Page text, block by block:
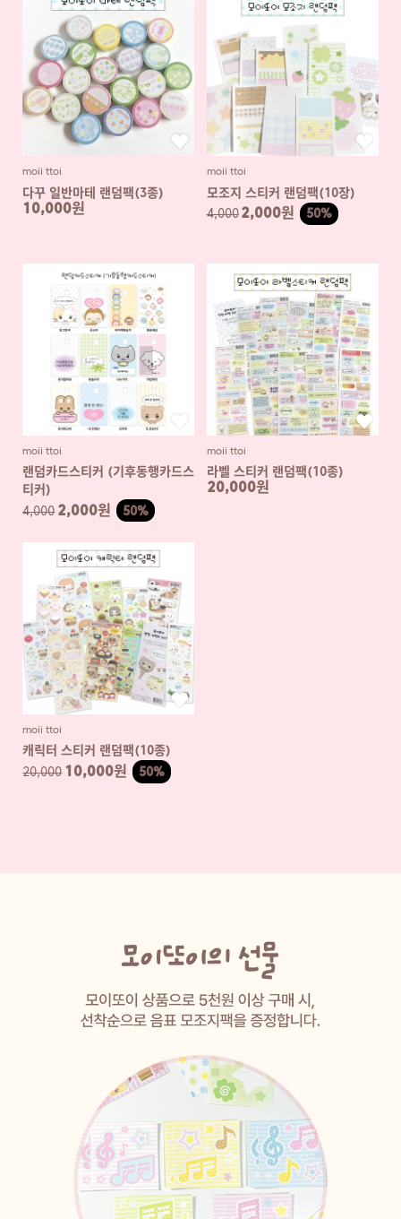
moii ttoi
다꾸 일반마테 랜덤팩(3종)
10,000원
moii ttoi
모조지 스티커 랜덤팩(10장)
4,000 2,000원 50%
moii ttoi
랜덤카드스티커 (기후동행카드스
티커)
4,000 2,000원 50%
moii ttoi
라벨 스티커 랜덤팩(10종)
20,000원
moii ttoi
캐릭터 스티커 랜덤팩(10종)
20,000 10,000원 50%